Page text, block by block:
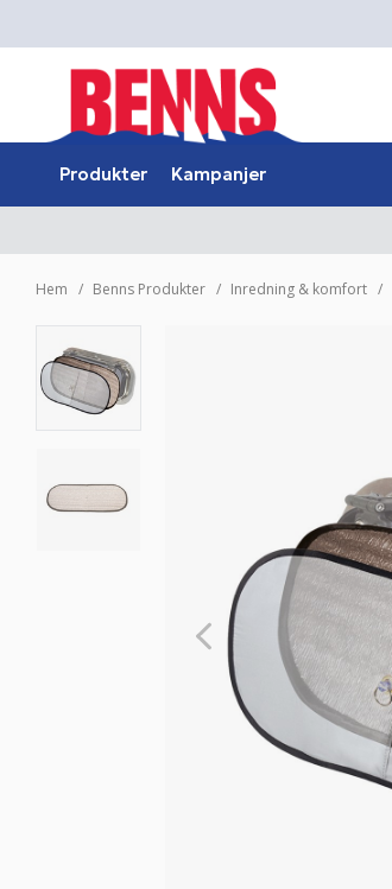
Produkter Kampanjer
Hem Benns Produkter Inredning & komfort